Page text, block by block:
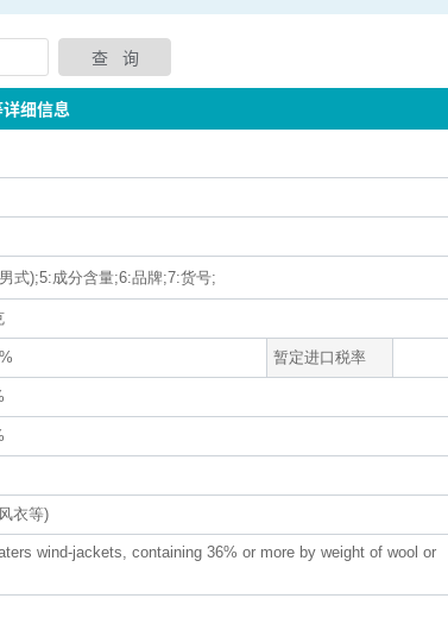
详细信息
式);5:成分含量;6:品牌;7:货号;
暂定进口税率
衣等)
wind-jackets, containing 36% or more by weight of wool or